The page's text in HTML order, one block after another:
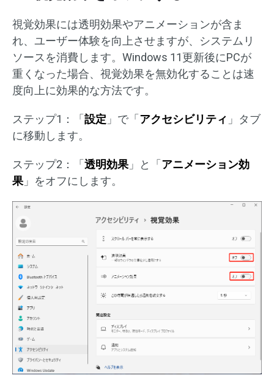
視覚効果には透明効果やアニメーションが含ま
れ、ユーザー体験を向上させますが、システムリ
ソースを消費します。Windows 11更新後にPCが
重くなった場合、視覚効果を無効化することは速
度向上に効果的な方法です。
ステップ1：「 設定 」で「 アクセシビリティ 」タブ
に移動します。
ステップ2：「 透明効果 」と「 アニメーション効
果 」をオフにします。